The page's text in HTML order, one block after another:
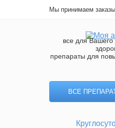
Мы принимаем
все для Вашего
препараты для
ВСЕ